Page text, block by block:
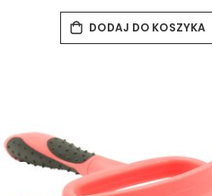
DODAJ DO KOSZYKA